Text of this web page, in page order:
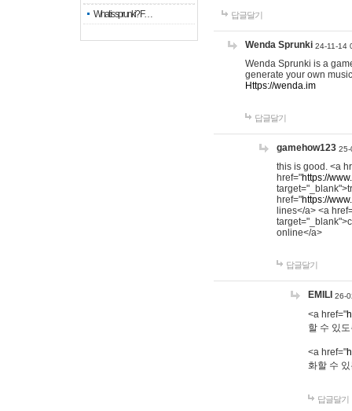
What is sprunki? F…
답글달기
Wenda Sprunki 24-11-14
Wenda Sprunki is a
generate your own
Https://wenda.im
답글달기
gamehow123 25-
this is good. <a
href="https://
href="https://
lines</a> <a
online</a>
답글달기
EMILI 26-
<a href="
할 수 있
<a href="
화할 수
답글달기